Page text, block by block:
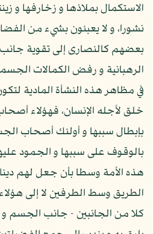
الاستكمال بملاذها و زخارفها و
نشورا، و لا يعبئون بشيء من
بعضهم كالنصارى إلى تقوية جانب
الرهبانية و رفض الكمالات
في مظاهر هذه النشأة المادية
خلق لأجله الإنسان، فهؤلاء
بإبطال سببها و أولئك أصحاب
بالوقوف على سببها و الجمود
هذه الأمة وسطا بأن جعل لهم
الطريق وسط الطرفين لا إلى
كلا من الجانبين - جانب الجسم